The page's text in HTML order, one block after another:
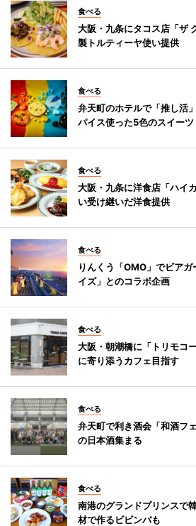
食べる
大阪・九条にタコス店「ザ
製トルティーヤ使い提供
食べる
弁天町のホテルで「推し活
パイス使った5色のスイーツ
食べる
大阪・九条に洋食店「ハイ
い受け継いだ洋食提供
食べる
りんくう「OMO」でビア
イズ」とのコラボ企画
食べる
大阪・朝潮橋に「トリモ
に寄り添うカフェ目指す
食べる
弁天町で利き酒会「和酒
の日本酒集まる
食べる
南港のグランドプリンスで
材で作るビビンバも